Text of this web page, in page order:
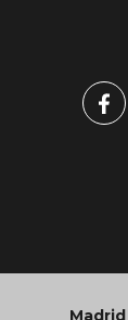
Madrid